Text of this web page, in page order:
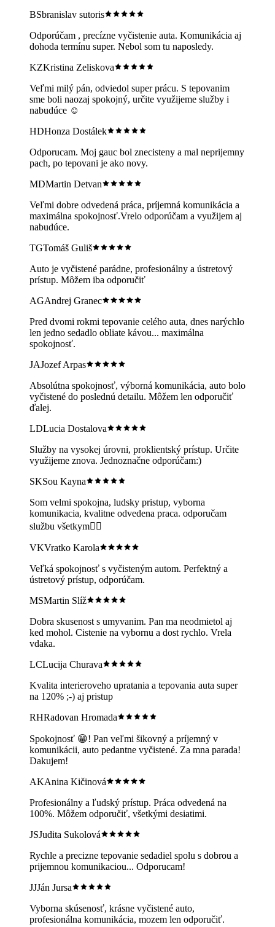
BSbranislav sutoris
Odporúčam , precízne vyčistenie auta. Komunikácia aj
dohoda termínu super. Nebol som tu naposledy.
KZKristina Zeliskova
Veľmi milý pán, odviedol super prácu. S tepovanim
sme boli naozaj spokojný, určite využijeme služby i
nabudúce ☺️
HDHonza Dostálek
Odporucam. Moj gauc bol znecisteny a mal neprijemny
pach, po tepovani je ako novy.
MDMartin Detvan
Veľmi dobre odvedená práca, príjemná komunikácia a
maximálna spokojnosť.Vrelo odporúčam a využijem aj
nabudúce.
TGTomáš Guliš
Auto je vyčistené parádne, profesionálny a ústretový
prístup. Môžem iba odporučiť
AGAndrej Granec
Pred dvomi rokmi tepovanie celého auta, dnes narýchlo
len jedno sedadlo obliate kávou... maximálna
spokojnosť.
JAJozef Arpas
Absolútna spokojnosť, výborná komunikácia, auto bolo
vyčistené do poslednú detailu. Môžem len odporučiť
ďalej.
LDLucia Dostalova
Služby na vysokej úrovni, proklientský prístup. Určite
využijeme znova. Jednoznačne odporúčam:)
SKSou Kayna
Som velmi spokojna, ludsky pristup, vyborna
komunikacia, kvalitne odvedena praca. odporučam
službu všetkym👍🏻
VKVratko Karola
Veľká spokojnosť s vyčisteným autom. Perfektný a
ústretový prístup, odporúčam.
MSMartin Slíž
Dobra skusenost s umyvanim. Pan ma neodmietol aj
ked mohol. Cistenie na vybornu a dost rychlo. Vrela
vdaka.
LCLucija Churava
Kvalita interieroveho upratania a tepovania auta super
na 120% ;-) aj pristup
RHRadovan Hromada
Spokojnosť 😁! Pan veľmi šikovný a príjemný v
komunikácii, auto pedantne vyčistené. Za mna parada!
Dakujem!
AKAnina Kičinová
Profesionálny a ľudský prístup. Práca odvedená na
100%. Môžem odporučiť, všetkými desiatimi.
JSJudita Sukolová
Rychle a precizne tepovanie sedadiel spolu s dobrou a
prijemnou komunikaciou... Odporucam!
JJJán Jursa
Vyborna skúsenosť, krásne vyčistené auto,
profesionálna komunikácia, mozem len odporučiť.